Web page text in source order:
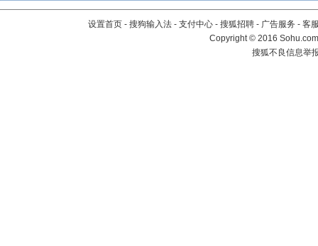
设置首页 - 搜狗输入法 - 支付中心 - 搜狐招聘 - 广告服务 - 客
Copyright©2016
搜狐不良信息举